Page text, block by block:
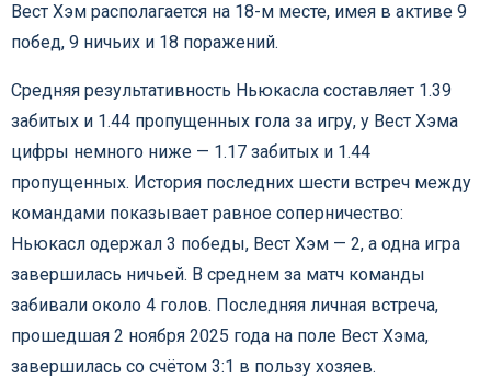
Вест Хэм располагается на 18-м месте, имея в активе 9
побед, 9 ничьих и 18 поражений.
Средняя результативность Ньюкасла составляет 1.39
забитых и 1.44 пропущенных гола за игру, у Вест Хэма
цифры немного ниже — 1.17 забитых и 1.44
пропущенных. История последних шести встреч между
командами показывает равное соперничество:
Ньюкасл одержал 3 победы, Вест Хэм — 2, а одна игра
завершилась ничьей. В среднем за матч команды
забивали около 4 голов. Последняя личная встреча,
прошедшая 2 ноября 2025 года на поле Вест Хэма,
завершилась со счётом 3:1 в пользу хозяев.